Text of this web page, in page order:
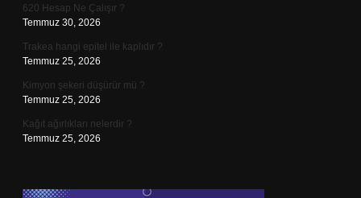
620 Hesap Ne Çalışır ?
Temmuz 30, 2026
Trakea hangi epitel ile kaplıdır ?
Temmuz 25, 2026
Kimyon şekeri düşürür mü ?
Temmuz 25, 2026
Kağıt ağırlıkları nelerdir ?
Temmuz 25, 2026